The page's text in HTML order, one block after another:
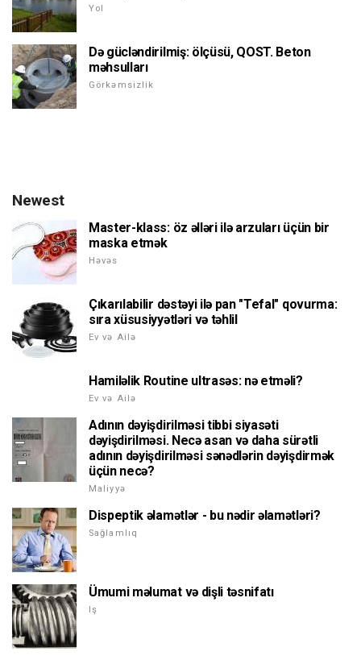
Yol
Də gücləndirilmiş: ölçüsü, QOST. Beton
məhsulları
Görkəmsizlik
Newest
Master-klass: öz əlləri ilə arzuları üçün bir
maska etmək
Həvəs
Çıkarılabilir dəstəyi ilə pan "Tefal" qovurma:
sıra xüsusiyyətləri və təhlil
Ev və Ailə
Hamiləlik Routine ultrasəs: nə etməli?
Ev və Ailə
Adının dəyişdirilməsi tibbi siyasəti
dəyişdirilməsi. Necə asan və daha sürətli
adının dəyişdirilməsi sənədlərin dəyişdirmək
üçün necə?
Maliyyə
Dispeptik əlamətlər - bu nədir əlamətləri?
Sağlamlıq
Ümumi məlumat və dişli təsnifatı
Iş